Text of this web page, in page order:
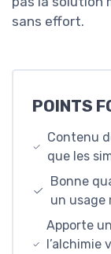
sans effort.
POINTS
Contenu
que les
Bonne
un usage
Apporte
l’alchimie